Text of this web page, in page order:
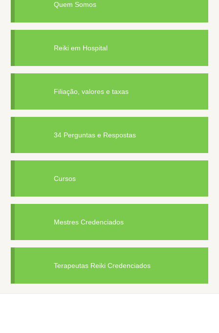
Quem Somos
Reiki em Hospital
Filiação, valores e taxas
34 Perguntas e Respostas
Cursos
Mestres Credenciados
Terapeutas Reiki Credenciados